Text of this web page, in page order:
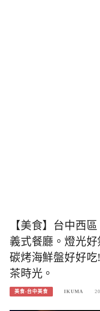
【美食】台中西
義式餐廳。燈光
碳烤海鮮盤好好
茶時光。
美食-台中美食 IKUMA